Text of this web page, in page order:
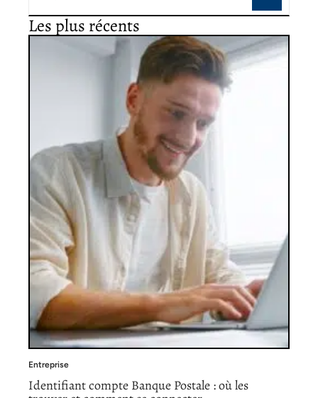
Les plus récents
Entreprise
Identifiant compte Banque Postale : où les